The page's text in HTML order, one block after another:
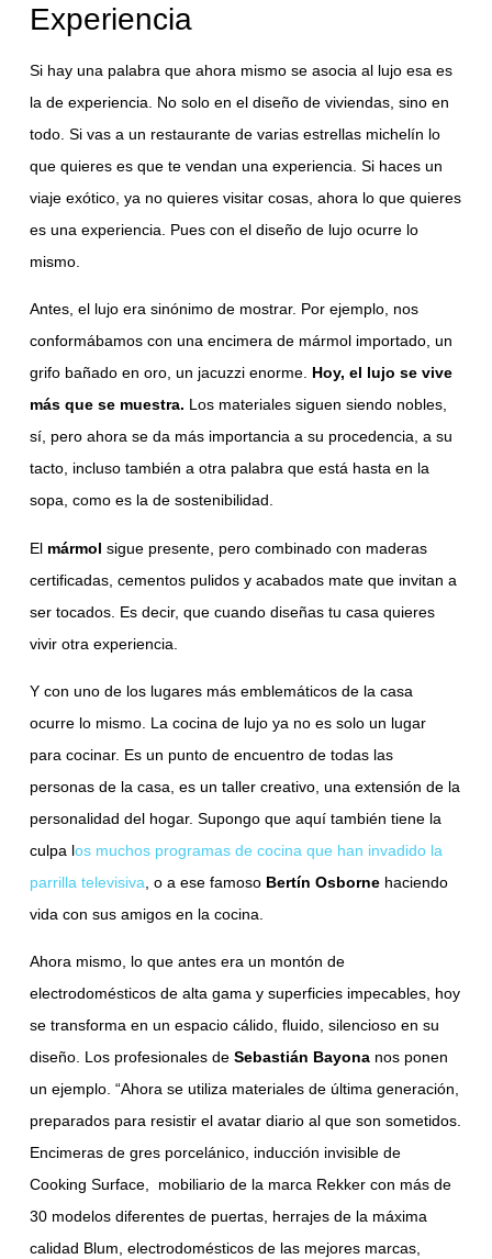
Experiencia
Si hay una palabra que ahora mismo se asocia al lujo esa es
la de experiencia. No solo en el diseño de viviendas, sino en
todo. Si vas a un restaurante de varias estrellas michelín lo
que quieres es que te vendan una experiencia. Si haces un
viaje exótico, ya no quieres visitar cosas, ahora lo que quieres
es una experiencia. Pues con el diseño de lujo ocurre lo
mismo.
Antes, el lujo era sinónimo de mostrar. Por ejemplo, nos
conformábamos con una encimera de mármol importado, un
grifo bañado en oro, un jacuzzi enorme. Hoy, el lujo se vive
más que se muestra. Los materiales siguen siendo nobles,
sí, pero ahora se da más importancia a su procedencia, a su
tacto, incluso también a otra palabra que está hasta en la
sopa, como es la de sostenibilidad.
El mármol sigue presente, pero combinado con maderas
certificadas, cementos pulidos y acabados mate que invitan a
ser tocados. Es decir, que cuando diseñas tu casa quieres
vivir otra experiencia.
Y con uno de los lugares más emblemáticos de la casa
ocurre lo mismo. La cocina de lujo ya no es solo un lugar
para cocinar. Es un punto de encuentro de todas las
personas de la casa, es un taller creativo, una extensión de la
personalidad del hogar. Supongo que aquí también tiene la
culpa los muchos programas de cocina que han invadido la
parrilla televisiva , o a ese famoso Bertín Osborne haciendo
vida con sus amigos en la cocina.
Ahora mismo, lo que antes era un montón de
electrodomésticos de alta gama y superficies impecables, hoy
se transforma en un espacio cálido, fluido, silencioso en su
diseño. Los profesionales deSebastián Bayona nos ponen
un ejemplo. “Ahora se utiliza materiales de última generación,
preparados para resistir el avatar diario al que son sometidos.
Encimeras de gres porcelánico, inducción invisible de
Cooking Surface, mobiliario de la marca Rekker con más de
30 modelos diferentes de puertas, herrajes de la máxima
calidad Blum, electrodomésticos de las mejores marcas,